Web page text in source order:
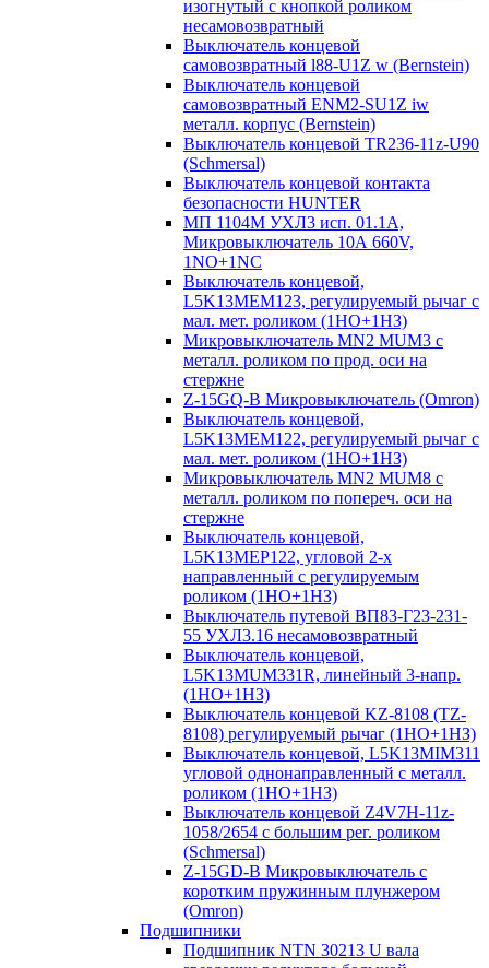
изогнутый с кнопкой роликом
несамовозвратный
Выключатель концевой
самовозвратный l88-U1Z w (Bernstein)
Выключатель концевой
самовозвратный ENM2-SU1Z iw
металл. корпус (Bernstein)
Выключатель концевой TR236-11z-U90
(Schmersal)
Выключатель концевой контакта
безопасности HUNTER
МП 1104М УХЛ3 исп. 01.1А,
Микровыключатель 10А 660V,
1NO+1NC
Выключатель концевой,
L5K13MEM123, регулируемый рычаг с
мал. мет. роликом (1НО+1НЗ)
Микровыключатель MN2 MUM3 с
металл. роликом по прод. оси на
стержне
Z-15GQ-B Микровыключатель (Omron)
Выключатель концевой,
L5K13MEM122, регулируемый рычаг с
мал. мет. роликом (1НО+1НЗ)
Микровыключатель MN2 MUM8 с
металл. роликом по попереч. оси на
стержне
Выключатель концевой,
L5K13MEP122, угловой 2-х
направленный с регулируемым
роликом (1НО+1НЗ)
Выключатель путевой ВП83-Г23-231-
55 УХЛ3.16 несамовозвратный
Выключатель концевой,
L5K13MUM331R, линейный 3-напр.
(1НО+1НЗ)
Выключатель концевой KZ-8108 (TZ-
8108) регулируемый рычаг (1НО+1НЗ)
Выключатель концевой, L5K13MIM311
угловой однонаправленный с металл.
роликом (1НО+1НЗ)
Выключатель концевой Z4V7H-11z-
1058/2654 с большим рег. роликом
(Schmersal)
Z-15GD-B Микровыключатель с
коротким пружинным плунжером
(Omron)
Подшипники
Подшипник NTN 30213 U вала